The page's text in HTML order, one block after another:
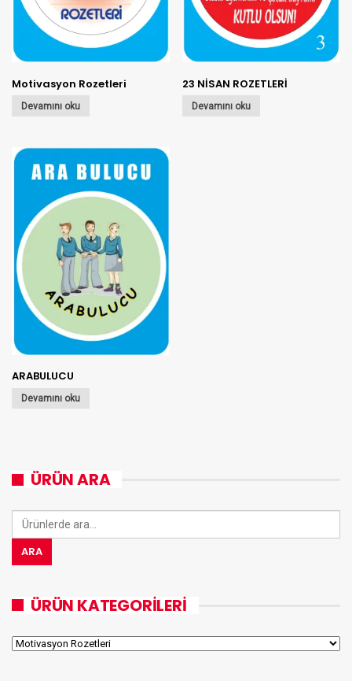
Motivasyon Rozetleri
Devamını oku
23 NİSAN ROZETLERİ
Devamını oku
ARABULUCU
Devamını oku
ÜRÜN ARA
Ara:
ARA
ÜRÜN KATEGORILERI